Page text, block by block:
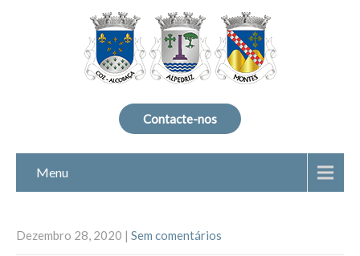
Contacte-nos
Menu
Dezembro 28, 2020 | Sem comentários